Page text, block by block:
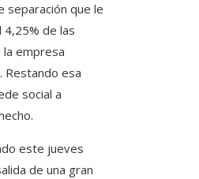
separación que le
4,25% de las
la empresa
Restando esa
social a
este jueves
de una gran